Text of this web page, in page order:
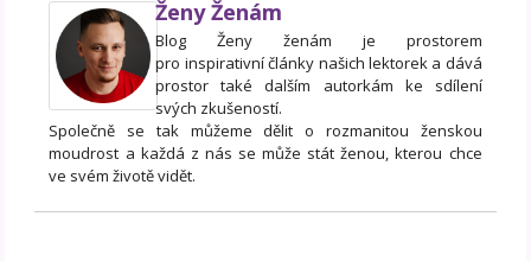
Ženy Ženám
Blog Ženy ženám je prostorem
pro inspirativní články našich lektorek a dává
prostor také dalším autorkám ke sdílení
svých zkušeností.
Společně se tak můžeme dělit o rozmanitou ženskou
moudrost a každá z nás se může stát ženou, kterou chce
ve svém životě vidět.